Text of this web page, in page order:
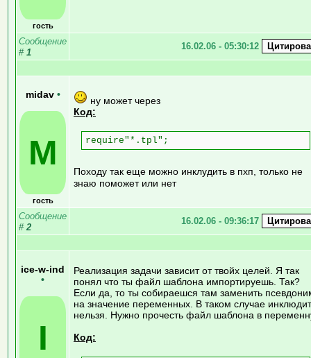
гость
Сообщение
# 1
16.02.06 - 05:30:12
midav •
M
гость
ну может через
Код:
require"*.tpl";
Походу так еще можно инклудить в пхп, только не
знаю поможет или нет
Сообщение
# 2
16.02.06 - 09:36:17
ice-w-ind
•
I
Реализация задачи зависит от твойх целей. Я так
понял что ты файл шаблона импортируешь. Так?
Если да, то ты собираешся там заменить
на значение переменных. В таком случае
нельзя. Нужно прочесть файл шаблона в
Код: